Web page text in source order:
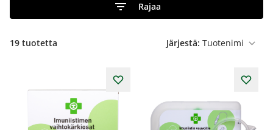
Rajaa
19 tuotetta Järjestä: